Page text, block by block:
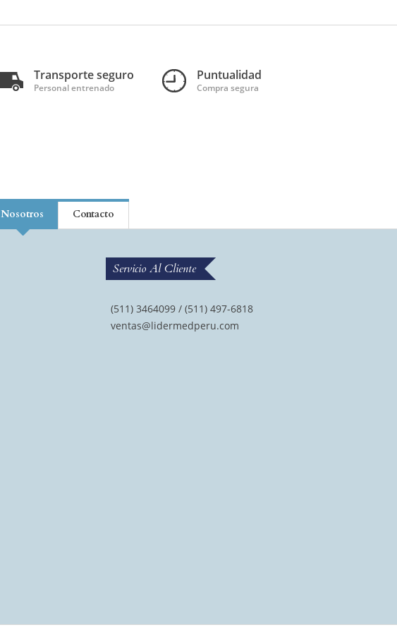
Transporte seguro
Personal entrenado
Puntualidad
Compra segura
Nosotros Contacto
Servicio Al Cliente
(511) 3464099 / (511) 497-6818
ventas@lidermedperu.com